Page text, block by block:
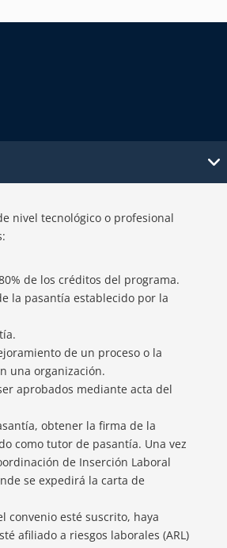
nivel tecnológico o profesional
de los créditos del programa.
la pasantía establecido por la
de un proceso o la
una organización.
aprobados mediante acta del
obtener la firma de la
como tutor de pasantía. Una vez
de Inserción Laboral
se expedirá la carta de
convenio esté suscrito, haya
afiliado a riesgos laborales (ARL)